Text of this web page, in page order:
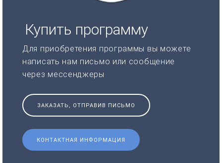
Купить программу
Для приобретения программы вы можете
написать нам письмо или сообщение
через мессенджеры
ЗАКАЗАТЬ, ОТПРАВИВ ПИСЬМО
КОНТАКТНАЯ ИНФОРМАЦИЯ